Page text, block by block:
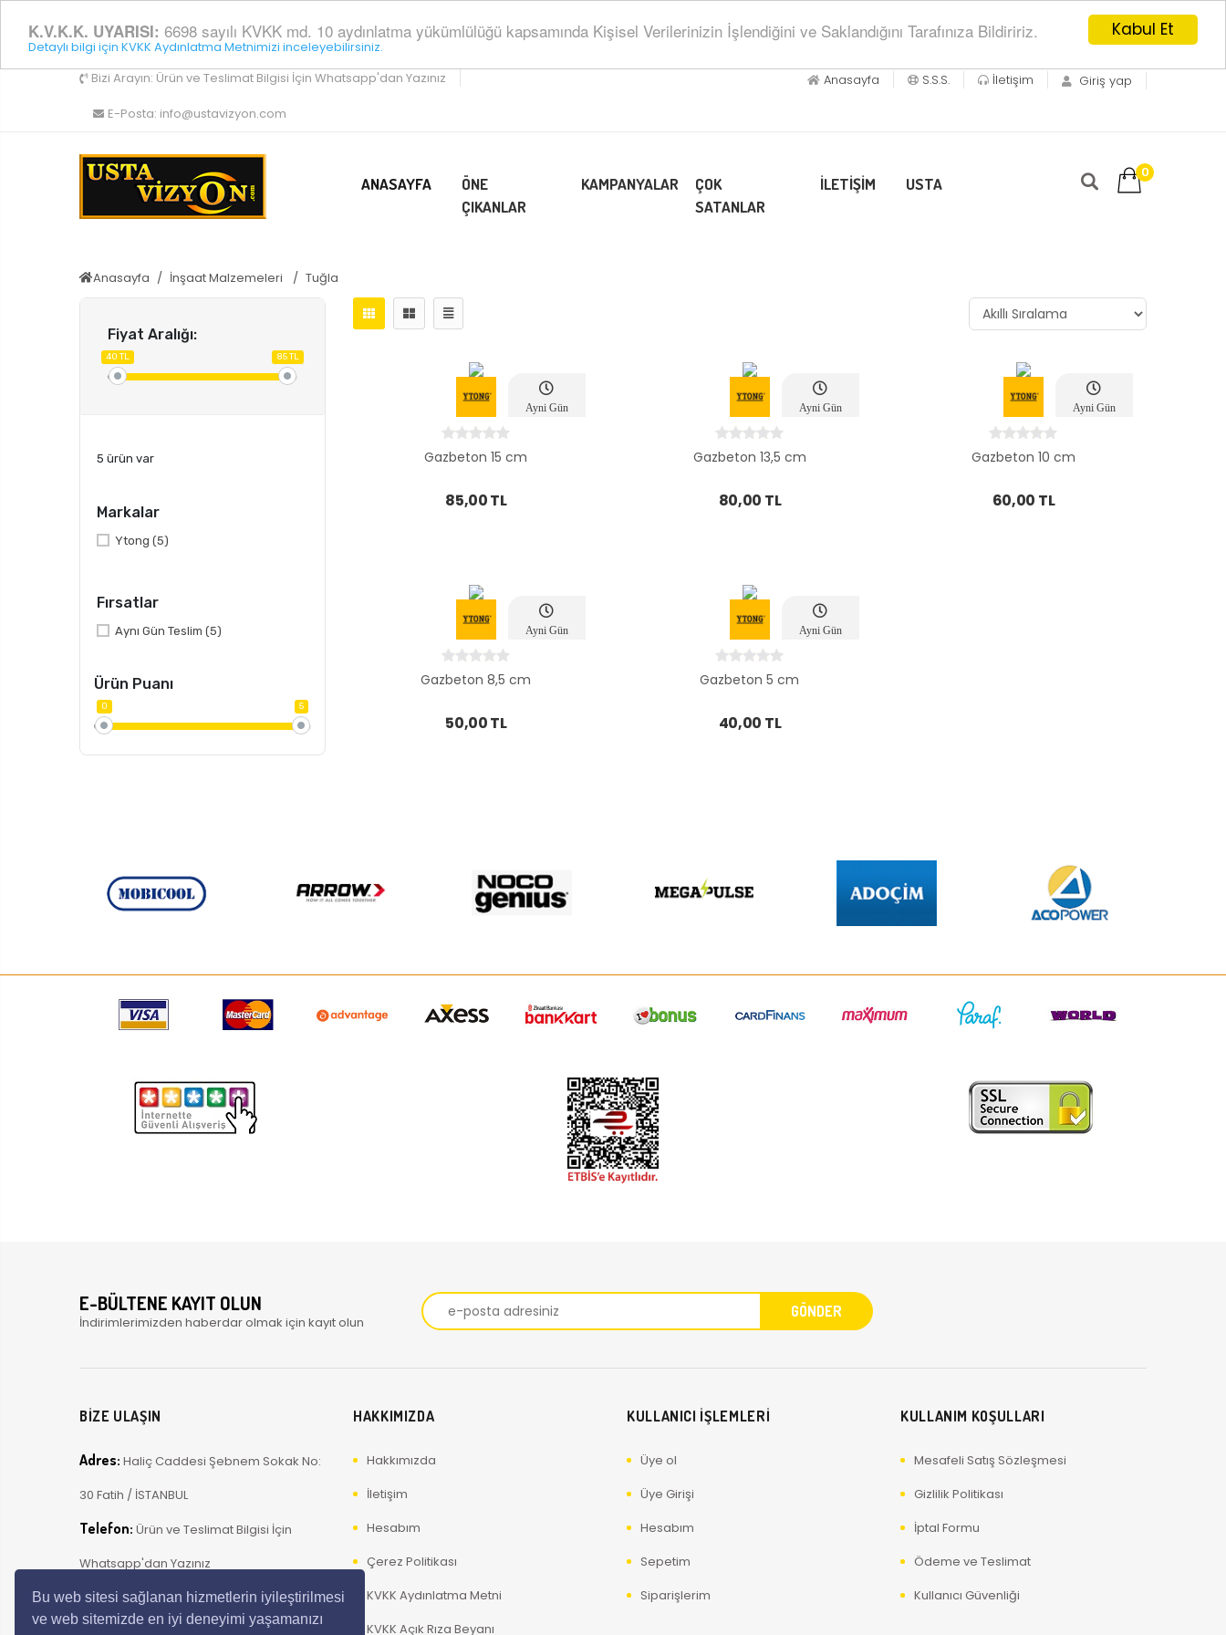
Kabul Et
K.V.K.K. UYARISI: 6698 sayılı KVKK md. 10 aydınlatma yükümlülüğü kapsamında Kişisel Verilerinizin İşlendiğini ve Saklandığını Tarafınıza Bildiririz.
Detaylı bilgi için KVKK Aydınlatma Metnimizi inceleyebilirsiniz.
Bu web sitesi sağlanan hizmetlerin iyileştirilmesi
ve web sitemizde en iyi deneyimi yaşamanızı
Bizi Arayın: Ürün ve Teslimat Bilgisi İçin Whatsapp'dan Yazınız
E-Posta: info@ustavizyon.com
Giriş yap
Anasayfa S.S.S. İletişim
ANASAYFA
ÖNE
ÇIKANLAR
KAMPANYALAR
ÇOK
SATANLAR
İLETİŞİM USTA
0
Anasayfa İnşaat Malzemeleri Tuğla
Fiyat Aralığı:
40 TL 85 TL
5 ürün var
Markalar
Ytong (5)
Fırsatlar
Aynı Gün Teslim (5)
Ürün Puanı
0 5
Ayni Gün
Gazbeton 15 cm
85,00 TL
Ayni Gün
Gazbeton 13,5 cm
80,00 TL
Ayni Gün
Gazbeton 10 cm
60,00 TL
Ayni Gün
Gazbeton 8,5 cm
50,00 TL
Ayni Gün
Gazbeton 5 cm
40,00 TL
E-BÜLTENE KAYIT OLUN
İndirimlerimizden haberdar olmak için kayıt olun
BİZE ULAŞIN
Adres: Haliç Caddesi Şebnem Sokak No:
30 Fatih / İSTANBUL
Telefon: Ürün ve Teslimat Bilgisi İçin
Whatsapp'dan Yazınız
E-Posta:info@ustavizyon.com
HAKKIMIZDA
Hakkımızda
İletişim
Hesabım
Çerez Politikası
KVKK Aydınlatma Metni
KVKK Açık Rıza Beyanı
KULLANICI İŞLEMLERİ
Üye ol
Üye Girişi
Hesabım
Sepetim
Siparişlerim
KULLANIM KOŞULLARI
Mesafeli Satış Sözleşmesi
Gizlilik Politikası
İptal Formu
Ödeme ve Teslimat
Kullanıcı Güvenliği